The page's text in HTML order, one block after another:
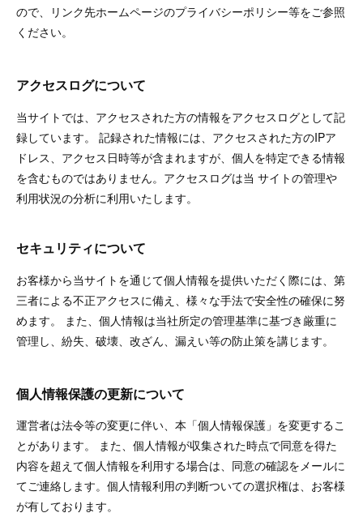
ので、リンク先ホームページのプライバシーポリシー等をご参照
ください。
アクセスログについて
当サイトでは、アクセスされた方の情報をアクセスログとして記
録しています。 記録された情報には、アクセスされた方のIPア
ドレス、アクセス日時等が含まれますが、個人を特定できる情報
を含むものではありません。アクセスログは当 サイトの管理や
利用状況の分析に利用いたします。
セキュリティについて
お客様から当サイトを通じて個人情報を提供いただく際には、第
三者による不正アクセスに備え、様々な手法で安全性の確保に努
めます。 また、個人情報は当社所定の管理基準に基づき厳重に
管理し、紛失、破壊、改ざん、漏えい等の防止策を講じます。
個人情報保護の更新について
運営者は法令等の変更に伴い、本「個人情報保護」を変更するこ
とがあります。 また、個人情報が収集された時点で同意を得た
内容を超えて個人情報を利用する場合は、同意の確認をメールに
てご連絡します。個人情報利用の判断ついての選択権は、お客様
が有しております。